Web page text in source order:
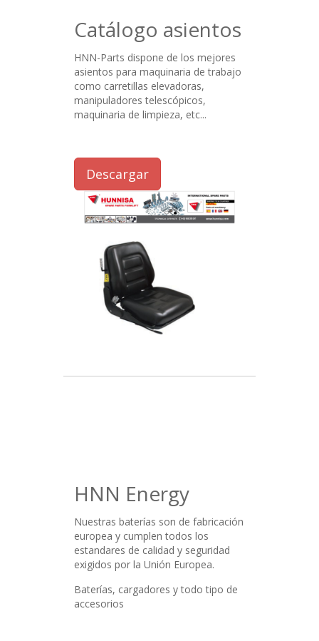
Catálogo asientos
HNN-Parts dispone de los mejores
asientos para maquinaria de trabajo
como carretillas elevadoras,
manipuladores telescópicos,
maquinaria de limpieza, etc...
Descargar
HNN Energy
Nuestras baterías son de fabricación
europea y cumplen todos los
estandares de calidad y seguridad
exigidos por la Unión Europea.
Baterías, cargadores y todo tipo de
accesorios